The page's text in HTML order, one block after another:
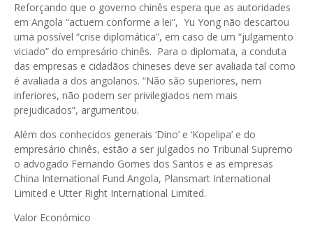
Reforçando que o governo chinês espera que as autoridades
em Angola “actuem conforme a lei”, Yu Yong não descartou
uma possível “crise diplomática”, em caso de um “julgamento
viciado” do empresário chinês. Para o diplomata, a conduta
das empresas e cidadãos chineses deve ser avaliada tal como
é avaliada a dos angolanos. “Não são superiores, nem
inferiores, não podem ser privilegiados nem mais
prejudicados”, argumentou.
Além dos conhecidos generais ‘Dino’ e ‘Kopelipa’ e do
empresário chinês, estão a ser julgados no Tribunal Supremo
o advogado Fernando Gomes dos Santos e as empresas
China International Fund Angola, Plansmart International
Limited e Utter Right International Limited.
Valor Económico